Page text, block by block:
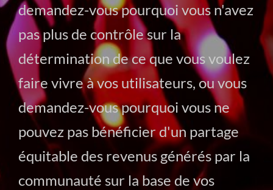
demandez-vous pourquoi vous n'avez
pas plus de contrôle sur la
détermination de ce que vous voulez
faire vivre à vos utilisateurs, ou vous
demandez-vous pourquoi vous ne
pouvez pas bénéficier d'un partage
équitable des revenus générés par la
communauté sur la base de vos